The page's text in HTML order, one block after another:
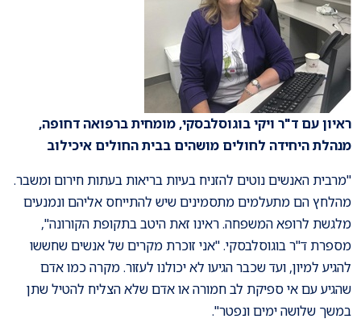
ראיון עם ד"ר ויקי בוגוסלבסקי, מומחית ברפואה דחופה,
מנהלת היחידה לחולים מושהים בבית החולים איכילוב
"מרבית האנשים נוטים להזניח בעיות בריאות בעתות חירום ומשבר.
מהלחץ הם מתעלמים מתסמינים שיש להתייחס אליהם ונמנעים
מלגשת לרופא המשפחה. ראינו זאת היטב בתקופת הקורונה",
מספרת ד"ר בוגוסלבסקי. "אני זוכרת מקרים של אנשים שחששו
להגיע למיון, ועד שכבר הגיעו לא יכולנו לעזור. מקרה כמו אדם
שהגיע עם אי ספיקת לב חמורה או אדם שלא הצליח להטיל שתן
במשך שלושה ימים ונפטר".